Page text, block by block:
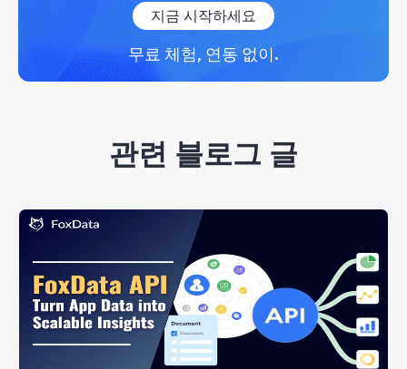
지금 시작하세요
무료 체험, 연동 없이.
관련 블로그 글